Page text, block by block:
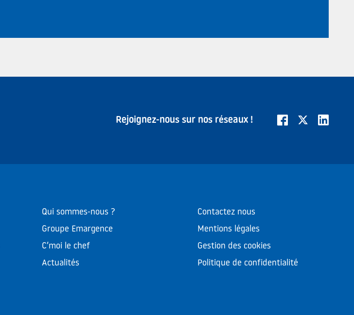
Rejoignez-nous sur nos réseaux !
Qui sommes-nous ?
Groupe Emargence
C’moi le chef
Actualités
Contactez nous
Mentions légales
Gestion des cookies
Politique de confidentialité